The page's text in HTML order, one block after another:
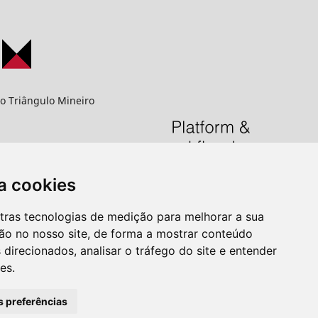
cookies
tecnologias de medição para melhorar a sua
no nosso site, de forma a mostrar conteúdo
direcionados, analisar o tráfego do site e entender
preferências
Triângulo Mineiro
- MG